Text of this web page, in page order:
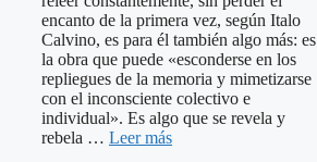
encanto de la primera vez, según Italo
Calvino, es para él también algo más: es
la obra que puede «esconderse en los
repliegues de la memoria y mimetizarse
con el inconsciente colectivo e
individual». Es algo que se revela y
rebela … Leer más